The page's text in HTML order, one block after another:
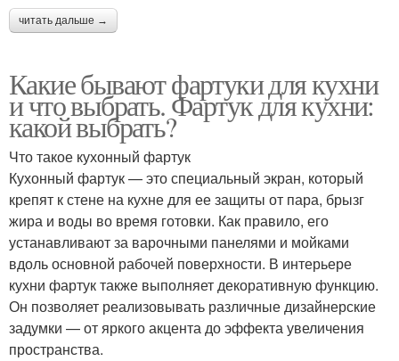
читать дальше →
Какие бывают фартуки для кухни
и что выбрать. Фартук для кухни:
какой выбрать?
Что такое кухонный фартук
Кухонный фартук — это специальный экран, который
крепят к стене на кухне для ее защиты от пара, брызг
жира и воды во время готовки. Как правило, его
устанавливают за варочными панелями и мойками
вдоль основной рабочей поверхности. В интерьере
кухни фартук также выполняет декоративную функцию.
Он позволяет реализовывать различные дизайнерские
задумки — от яркого акцента до эффекта увеличения
пространства.